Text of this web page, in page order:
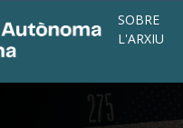
SOBRE
L'ARXIU